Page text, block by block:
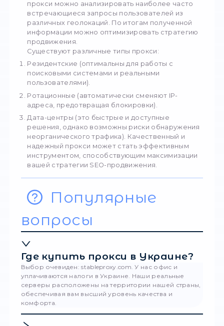
Парсинг и скрапинг. Эти процессы
сбор данных с сайтов конкурентов или
ресурсов. При этом часто
запросы с одного IP-адреса
прокси позволяет избежать этого. Это
обеспечивает эффективный массовый
сведений.
Сокрытие IP-адреса при работе с
аккаунтов. Создание рекламных кампаний
требует использования
этом использование нескольких
может восприниматься как
активность. Работа с прокси позволяет
заменить IP, что предотвращает
способствует эффективному SEO-
продвижению.
Контроль за ранжированием сайта. Чтобы
понимать эффективность SEO-стратегии,
отслеживать позиции вашего ресурса.
узнать информацию о ранжировании,
данные о запросах из разных геолокаций.
работает как для разных стран, так и для
различных регионов.
Возможность исследования наиболее
эффективных ключевых запросов.